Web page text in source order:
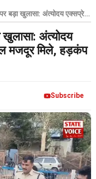
बड़ा खुलासा: अंत्योदय एक्सप्रेस
खुलासा: अंत्योदय
मजदूर मिले, हड़कंप
Subscribe